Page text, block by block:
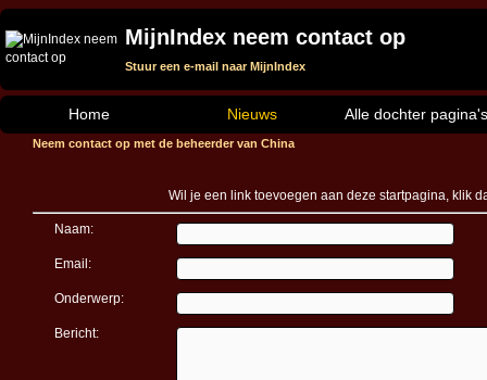
MijnIndex neem contact op
Stuur een e-mail naar MijnIndex
Home Nieuws Alle dochter pagina's
Neem contact op met de beheerder van China
Wil je een link toevoegen aan deze startpagina, klik
Naam:
Email:
Onderwerp:
Bericht: